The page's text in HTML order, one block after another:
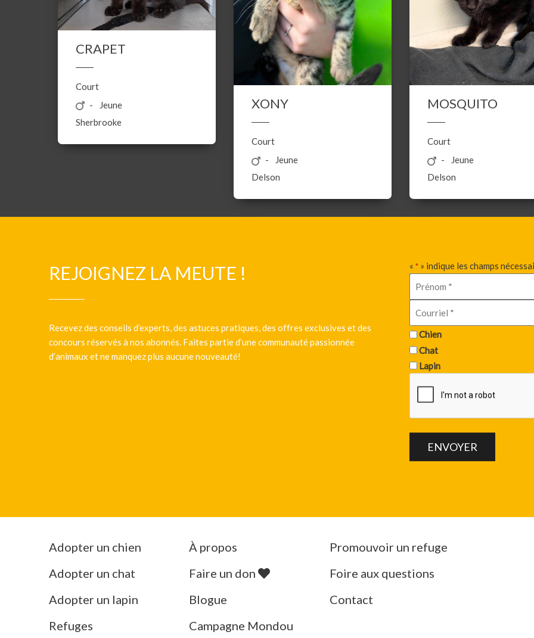
CRAPET
Court
Jeune
Sherbrooke
XONY
Court
Jeune
Delson
MOSQUITO
Court
Jeune
Delson
REJOIGNEZ LA MEUTE !
Recevez des conseils d’experts, des astuces pratiques, des offres exclusives et des
concours réservés à nos abonnés. Faites partie d’une communauté passionnée
d’animaux et ne manquez plus aucune nouveauté!
« * » indique les champs
Chien
Chat
Lapin
Adopter un chien
Adopter un chat
Adopter un lapin
Refuges
À propos
Faire un don
Blogue
Campagne Mondou
Promouvoir un refuge
Foire aux questions
Contact